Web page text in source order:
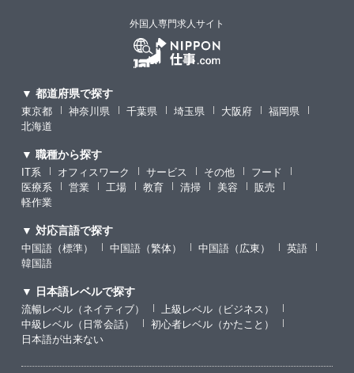
外国人専門求人サイト
▼ 都道府県で探す
東京都 神奈川県 千葉県 埼玉県 大阪府
福岡県
北海道
▼ 職種から探す
IT系 オフィスワーク サービス その他
フード
医療系
営業 工場 教育 清掃 美容
販売
軽作業
▼ 対応言語で探す
中国語（標準） 中国語（繁体） 中国語（広東）
英語
韓国語
▼ 日本語レベルで探す
流暢レベル（ネイティブ）
上級レベル（ビジネス）
中級レベル（日常会話）
初心者レベル（かたこと）
日本語が出来ない